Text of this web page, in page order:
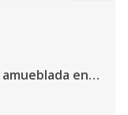
Se vende propiedad totalmente amueblada en Piantini